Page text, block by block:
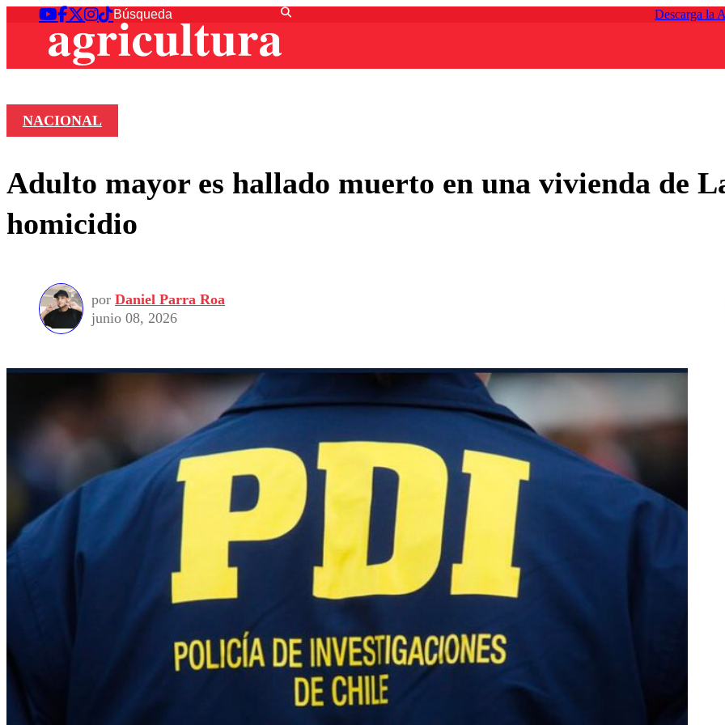
Descarga la
NACIONAL
Adulto mayor es hallado muerto en una vivienda de
homicidio
por Daniel Parra Roa
junio 08, 2026